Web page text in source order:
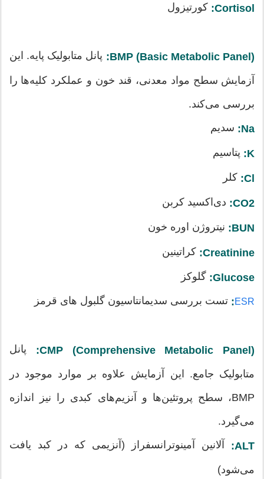
Cortisol: کورتیزول
BMP (Basic Metabolic Panel): پانل متابولیک پایه. این
آزمایش سطح مواد معدنی، قند خون و عملکرد کلیه‌ها را
بررسی می‌کند.
Na: سدیم
K: پتاسیم
Cl: کلر
CO2: دی‌اکسید کربن
BUN: نیتروژن اوره خون
Creatinine: کراتینین
Glucose: گلوکز
ESR
: تست بررسی سدیمانتاسیون گلبول های قرمز
CMP (Comprehensive Metabolic Panel): پانل
متابولیک جامع. این آزمایش علاوه بر موارد موجود در
BMP، سطح پروتئین‌ها و آنزیم‌های کبدی را نیز اندازه
می‌گیرد.
ALT: آلانین آمینوترانسفراز (آنزیمی که در کبد یافت
می‌شود)